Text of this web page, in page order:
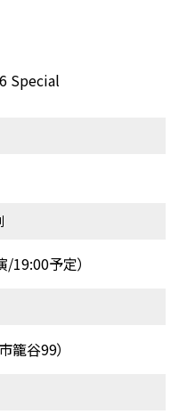
Special
19:00予定）
籠谷99）